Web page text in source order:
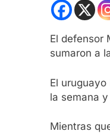
El defensor
sumaron a
El
la semana
Mientras